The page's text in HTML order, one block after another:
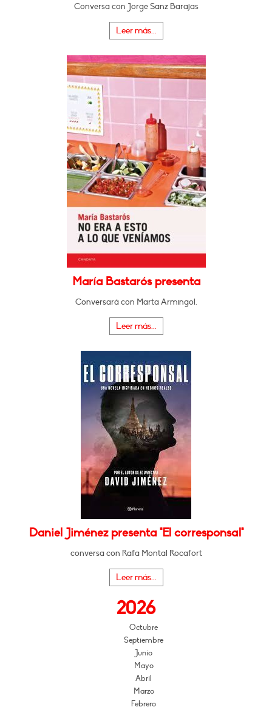
Conversa con Jorge Sanz Barajas
Leer más...
María Bastarós presenta
Conversará con Marta Armingol.
Leer más...
Daniel Jiménez presenta "El corresponsal"
conversa con Rafa Montal Rocafort
Leer más...
2026
Octubre
Septiembre
Junio
Mayo
Abril
Marzo
Febrero